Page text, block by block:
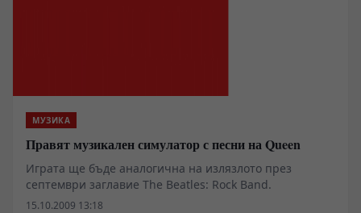
МУЗИКА
Правят музикален симулатор с песни на Queen
Играта ще бъде аналогична на излязлото през
септември заглавие The Beatles: Rock Band.
15.10.2009 13:18